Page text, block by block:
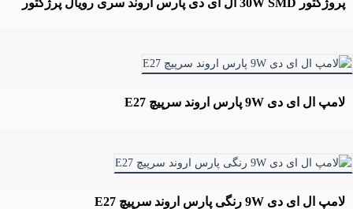
پروژکتور 30W SMD ال ای دی پارس اروند سری رویال پرژکتور
لامپ ال ای دی 9W پارس اروند سرپیچ E27
لامپ ال ای دی 9W رنگی پارس اروند سرپیچ E27